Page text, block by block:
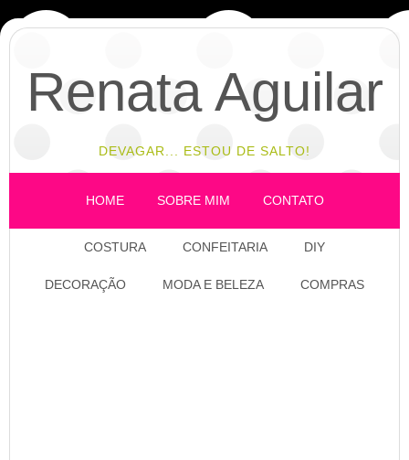
Renata Aguilar
DEVAGAR... ESTOU DE SALTO!
HOME SOBRE MIM CONTATO
COSTURA CONFEITARIA DIY
DECORAÇÃO MODA E BELEZA COMPRAS